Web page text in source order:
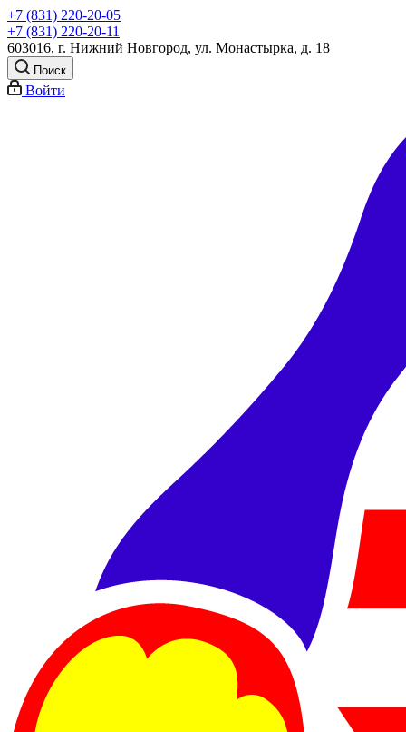
+7 (831) 220-20-05
+7 (831) 220-20-11
603016, г. Нижний Новгород, ул. Монастырка, д. 18
Поиск
Войти